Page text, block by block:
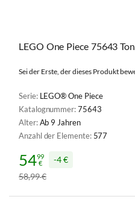
LEGO One Piece 75643
Sei der Erste, der dieses Produkt
Serie: LEGO® One Piece
Katalognummer:75643
Alter:Ab 9 Jahren
Anzahl der Elemente: 577
5499
€
4 €
58,99€